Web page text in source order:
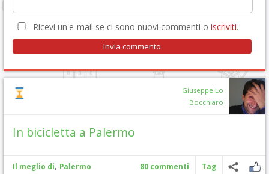
Ricevi un'e-mail se ci sono nuovi commenti o iscriviti.
Giuseppe Lo
Bocchiaro
In bicicletta a Palermo
Il meglio di, Palermo 80 commenti Tag